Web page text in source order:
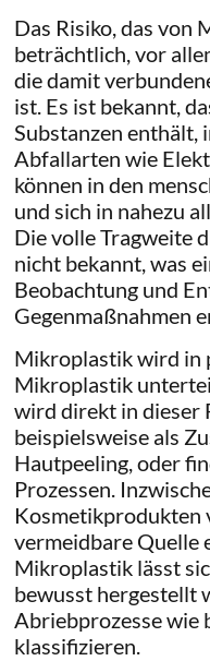
Das Risiko, das von
beträchtlich, vor
die damit
ist. Es ist bekannt,
Substanzen enthält,
Abfallarten wie
können in den
und sich in nahezu
Die volle Tragweite
nicht bekannt, was
Beobachtung und
Gegenmaßnahmen
Mikroplastik wird in
Mikroplastik
wird direkt in dieser
beispielsweise als
Hautpeeling, oder
Prozessen.
Kosmetikprodukten
vermeidbare Quelle
Mikroplastik lässt
bewusst hergestellt
Abriebprozesse wie
klassifizieren.